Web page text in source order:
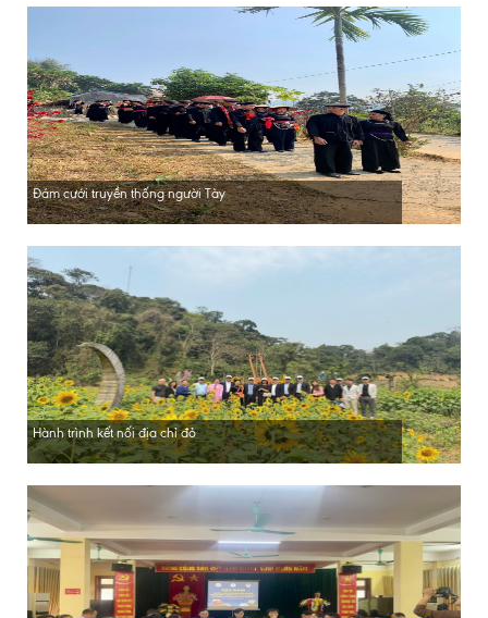
Đám cưới truyền thống người Tày
Hành trình kết nối địa chỉ đỏ